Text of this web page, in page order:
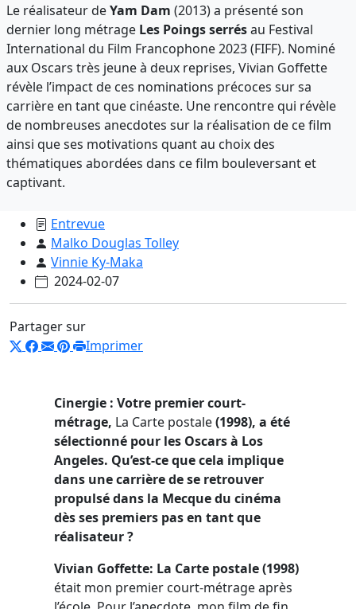
Le réalisateur deYam Dam (2013) a présenté son
dernier long métrage Les Poings serrésau Festival
International du Film Francophone 2023 (FIFF). Nominé
aux Oscars très jeune à deux reprises, Vivian Goffette
révèle l’impact de ces nominations précoces sur sa
carrière en tant que cinéaste. Une rencontre qui révèle
de nombreuses anecdotes sur la réalisation de ce film
ainsi que ses motivations quant au choix des
thématiques abordées dans ce film bouleversant et
captivant.
Entrevue
Malko Douglas Tolley
Vinnie Ky-Maka
2024-02-07
Partager sur
Imprimer
Cinergie : Votre premier court-
métrage, La Carte postale(1998), a été
sélectionné pour les Oscars à Los
Angeles. Qu’est-ce que cela implique
dans une carrière de se retrouver
propulsé dans la Mecque du cinéma
dès ses premiers pas en tant que
réalisateur ?
Vivian Goffette: La Carte postale (1998)
était mon premier court-métrage après